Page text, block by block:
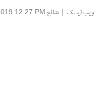
ویب ڈیسک | شائع 12:27 PM